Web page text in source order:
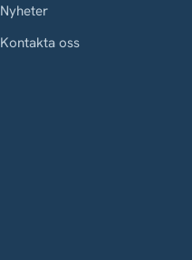
Nyheter
Kontakta oss